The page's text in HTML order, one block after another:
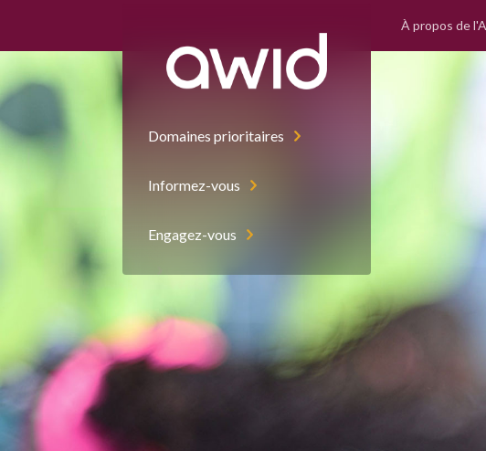
Domaines prioritaires
Informez-vous
Engagez-vous
À propos de